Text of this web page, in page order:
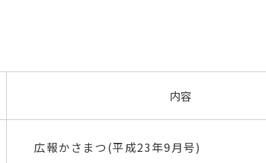
内容
広報かさまつ(平成23年9月号)